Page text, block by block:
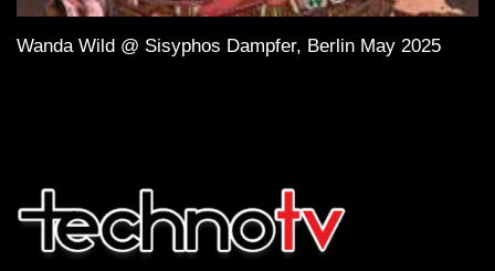
Wanda Wild @ Sisyphos Dampfer, Berlin May 2025